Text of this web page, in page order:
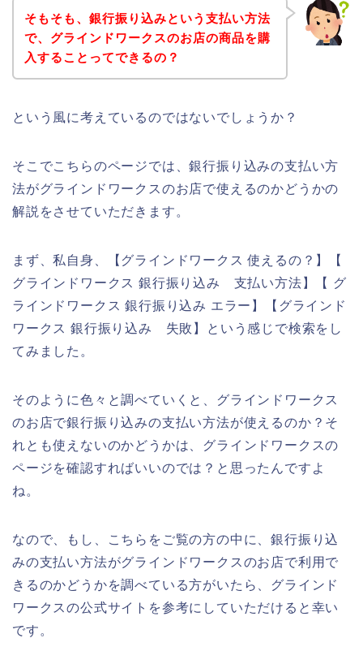
そもそも、銀行振り込みという支払い方法
で、グラインドワークスのお店の商品を購
入することってできるの？
という風に考えているのではないでしょうか？
そこでこちらのページでは、銀行振り込みの支払い方
法がグラインドワークスのお店で使えるのかどうかの
解説をさせていただきます。
まず、私自身、【グラインドワークス 使えるの？】【
グラインドワークス 銀行振り込み 支払い方法】【 グ
ラインドワークス 銀行振り込み エラー】【グラインド
ワークス 銀行振り込み 失敗】という感じで検索をし
てみました。
そのように色々と調べていくと、グラインドワークス
のお店で銀行振り込みの支払い方法が使えるのか？そ
れとも使えないのかどうかは、グラインドワークスの
ページを確認すればいいのでは？と思ったんですよ
ね。
なので、もし、こちらをご覧の方の中に、銀行振り込
みの支払い方法がグラインドワークスのお店で利用で
きるのかどうかを調べている方がいたら、グラインド
ワークスの公式サイトを参考にしていただけると幸い
です。